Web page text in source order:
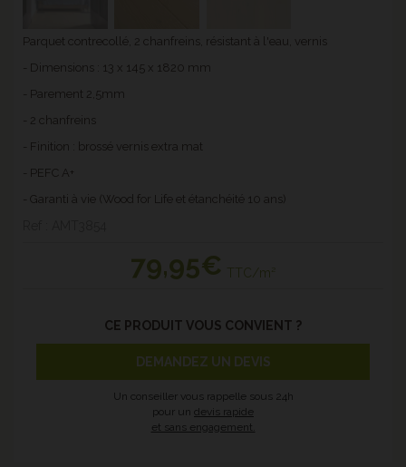
Parquet contrecollé, 2 chanfreins, résistant à l'eau, vernis
- Dimensions : 13 x 145 x 1820 mm
- Parement 2,5mm
- 2 chanfreins
- Finition : brossé vernis extra mat
- PEFC A+
- Garanti à vie (Wood for Life et étanchéité 10 ans)
79,95€ TTC/m²
CE PRODUIT VOUS CONVIENT ?
DEMANDEZ UN DEVIS
Un conseiller vous rappelle sous 24h
pour un devis rapide
et sans engagement.